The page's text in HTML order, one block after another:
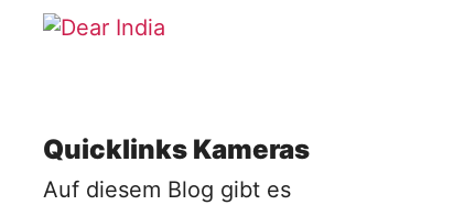
Quicklinks Kameras
Auf diesem Blog gibt es